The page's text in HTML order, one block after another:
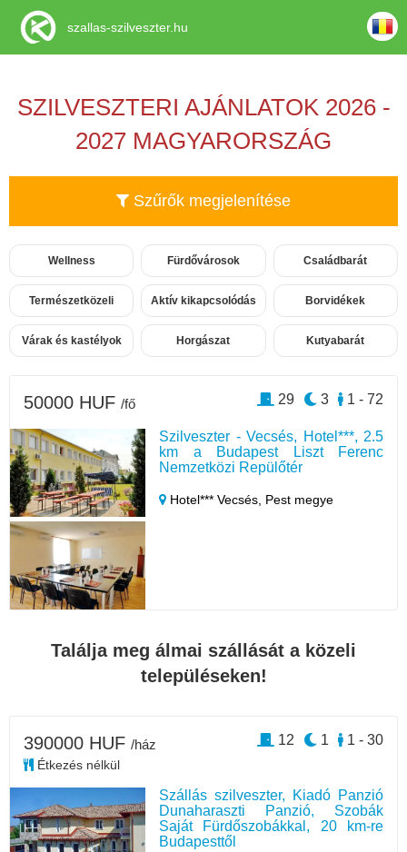
SZILVESZTERI AJÁNLATOK 2026 -
2027 MAGYARORSZÁG
Szűrők megjelenítése
Wellness Fürdővárosok Családbarát
Természetközeli Aktív kikapcsolódás Borvidékek
Várak és kastélyok Horgászat Kutyabarát
Szilveszter - Vecsés, Hotel***, 2.5
km a Budapest Liszt Ferenc
Nemzetközi Repülőtér
Hotel*** Vecsés, Pest megye
50000 HUF /fő 1 - 72
3
29
Találja meg álmai szállását a közeli
településeken!
Szállás szilveszter, Kiadó Panzió
Dunaharaszti Panzió, Szobák
Saját Fürdőszobákkal, 20 km-re
Budapesttől
390000 HUF /ház
Étkezés nélkül
1 - 30
1
12
szallas-szilveszter.hu